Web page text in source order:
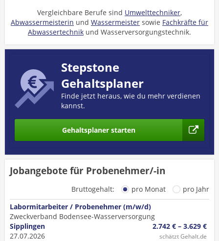
Vergleichbare Berufe sind Umwelttechniker,
Abwassermeisterin und Wassermeister sowie Fachkräfte für
Abwassertechnik und Wasserversorgungstechnik.
Stepstone
Gehaltsplaner
Finde jetzt heraus, wie du mehr verdienen
kannst.
Gehaltsplaner starten
Jobangebote für Probenehmer/-in
Bruttogehalt: pro Monat
pro Jahr
Labormitarbeiter / Probenehmer (m/w/d)
Zweckverband Bodensee-Wasserversorgung
Sipplingen
27.07.2026
2.742 € – 3.629 €
schätzt Gehalt.de